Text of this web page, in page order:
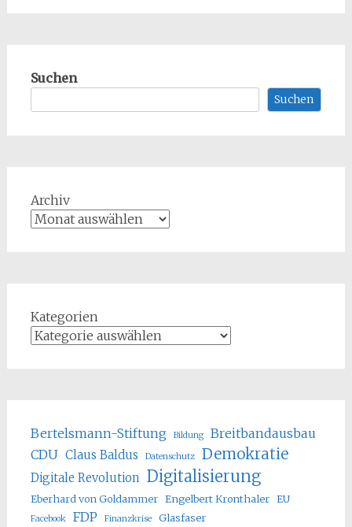
Suchen
Suchen
Archiv
Kategorien
Bertelsmann-Stiftung Bildung
Breitbandausbau
CDU Claus Baldus Datenschutz Demokratie
Digitale Revolution Digitalisierung
Eberhard von Goldammer Engelbert Kronthaler EU
Facebook FDP Finanzkrise Glasfaser